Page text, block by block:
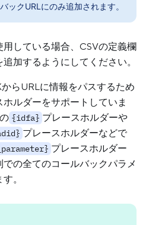
ックURLにのみ追加されます。
用している場合、CSVの定義欄
加するようにしてください。
らURLに情報をパスするため
ルダーをサポートしていま
{idfa} プレースホルダーや
プレースホルダーなどで
プレースホルダー
の全てのコールバックパラメ
。